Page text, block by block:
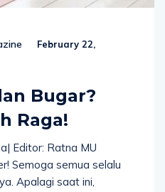
February 22,
Bugar?
Raga!
Editor: Ratna MU
Semoga semua selalu
Apalagi saat ini,